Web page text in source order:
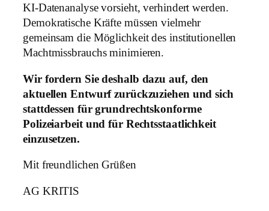
KI-Datenanalyse vorsieht, verhindert werden.
Demokratische Kräfte müssen vielmehr
gemeinsam die Möglichkeit des institutionellen
Machtmissbrauchs minimieren.
Wir fordern Sie deshalb dazu auf, den
aktuellen Entwurf zurückzuziehen und sich
stattdessen für grundrechtskonforme
Polizeiarbeit und für Rechtsstaatlichkeit
einzusetzen.
Mit freundlichen Grüßen
AG KRITIS